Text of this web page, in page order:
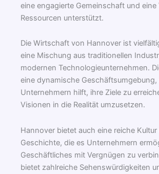
eine engagierte Gemeinschaft und eine
Ressourcen unterstützt.
Die Wirtschaft von Hannover ist
eine Mischung aus traditionellen
modernen Technologieunternehmen.
eine dynamische Geschäftsumgebung,
Unternehmern hilft, ihre Ziele zu
Visionen in die Realität umzusetzen.
Hannover bietet auch eine reiche Kultur
Geschichte, die es Unternehmern
Geschäftliches mit Vergnügen zu
bietet zahlreiche Sehenswürdigkeiten